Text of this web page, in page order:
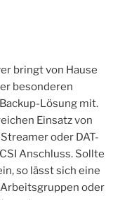
bringt von Hause
besonderen
Lösung mit.
Einsatz von
oder DAT-
Anschluss. Sollte
so lässt sich eine
oder